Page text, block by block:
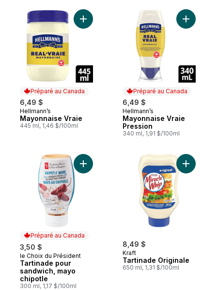
Préparé au Canada
6,49 $
Préparé au Canada
Hellmann’s
Mayonnaise Vraie
445 ml, 1,46 $/100ml
Ajouter Mayonnaise Vraie au panier
Préparé au Canada
6,49 $
Préparé au Canada
Hellmann’s
Mayonnaise Vraie
Pression
340 ml, 1,91 $/100ml
Ajouter
Préparé au Canada
3,50 $
Préparé au Canada
le Choix du Président
Tartinade pour
sandwich, mayo
chipotle
300 ml, 1,17 $/100ml
Ajouter Tartinade pour sandwich, mayo
8,49 $
Kraft
Tartinade Originale
650 ml, 1,31 $/100ml
Ajouter